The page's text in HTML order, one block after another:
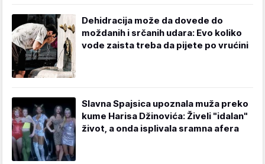
Dehidracija može da dovede do
moždanih i srčanih udara: Evo koliko
vode zaista treba da pijete po vrućini
Slavna Spajsica upoznala muža preko
kume Harisa Džinovića: Živeli "idalan"
život, a onda isplivala sramna afera